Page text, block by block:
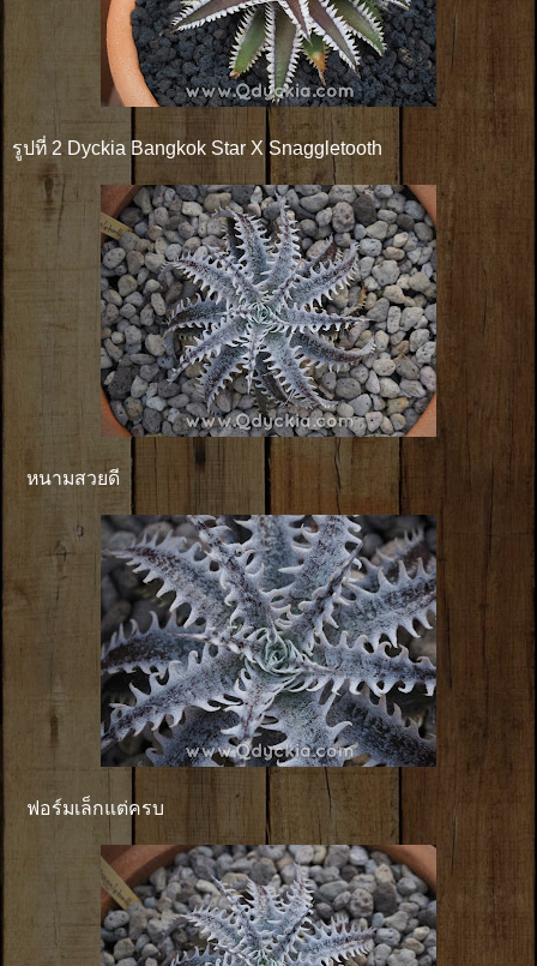
รูปที่ 2 Dyckia Bangkok Star X Snaggletooth
หนามสวยดี
ฟอร์มเล็กแต่ครบ